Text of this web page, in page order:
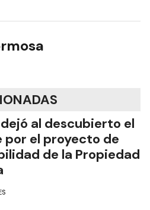
al descubierto el
por el proyecto de
de la Propiedad